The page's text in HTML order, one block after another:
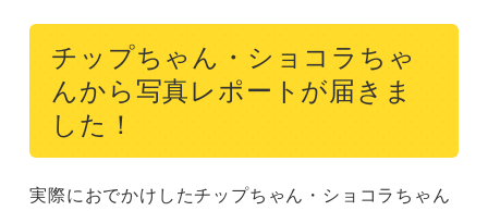
チップちゃん・ショコラちゃ
んから写真レポートが届きま
した！
実際におでかけしたチップちゃん・ショコラちゃん